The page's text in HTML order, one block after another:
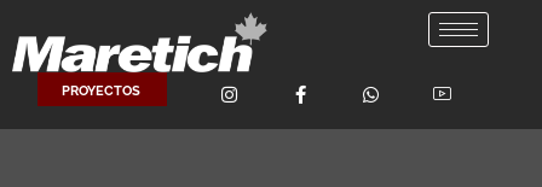
contenido
PROYECTOS